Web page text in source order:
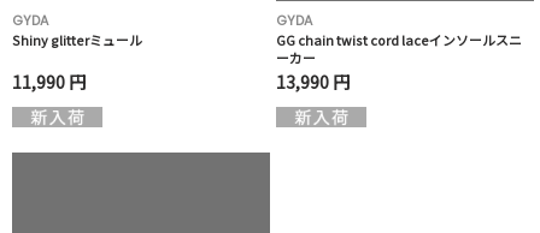
GYDA
Shiny glitterミュール
11,990 円
GYDA
GG chain twist cord laceインソールスニ
ーカー
13,990 円